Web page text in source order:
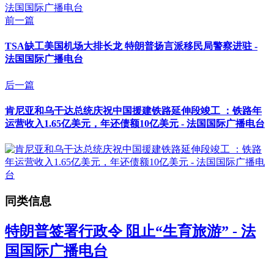
前一篇
TSA缺工美国机场大排长龙 特朗普扬言派移民局警察进驻 -
法国国际广播电台
后一篇
肯尼亚和乌干达总统庆祝中国援建铁路延伸段竣工 ：铁路年
运营收入1.65亿美元，年还债额10亿美元 - 法国国际广播电台
同类信息
特朗普签署行政令 阻止“生育旅游” - 法
国国际广播电台